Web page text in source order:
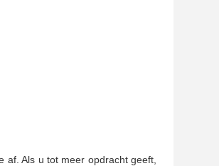
af. Als u tot meer opdracht geeft,